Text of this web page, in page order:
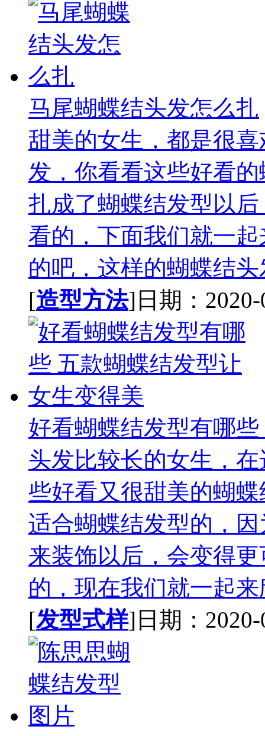
马尾蝴蝶结头发怎么扎
甜美的女生，都是很
发，你看看这些好看
扎成了蝴蝶结发型以
看的，下面我们就一
的吧，这样的蝴蝶结
[造型方法]日期：2020-
好看蝴蝶结发型有哪
头发比较长的女生，
些好看又很甜美的蝴
适合蝴蝶结发型的，
来装饰以后，会变得
的，现在我们就一起
[发型式样]日期：2020-